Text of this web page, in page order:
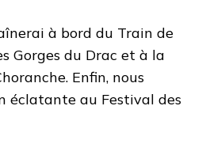
à bord du Train de
Gorges du Drac et à la
Enfin, nous
éclatante au Festival des